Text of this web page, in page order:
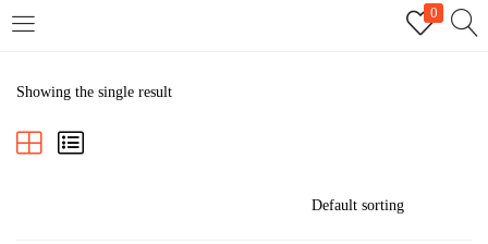
0
REGISTER
Showing the single result